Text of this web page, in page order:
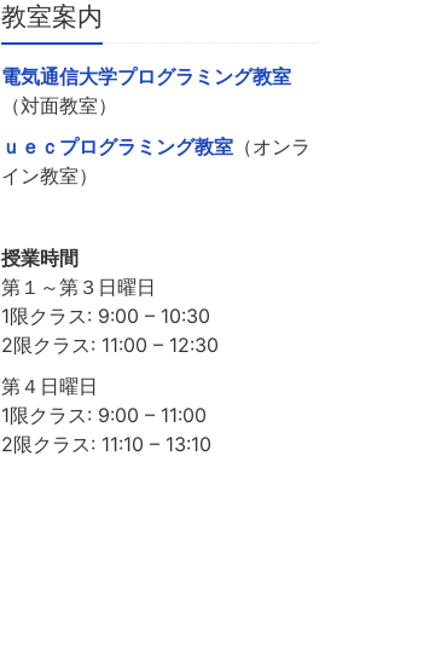
教室案内
電気通信大学プログラミング教室
（対面教室）
ｕｅｃプログラミング教室（オンラ
イン教室）
授業時間
第１～第３日曜日
1限クラス: 9:00 – 10:30
2限クラス: 11:00 – 12:30
第４日曜日
1限クラス: 9:00 – 11:00
2限クラス: 11:10 – 13:10